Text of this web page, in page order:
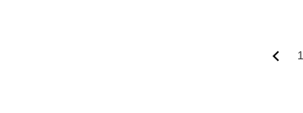
략하는 방식이다."그러면서 PC 출시
전혀 무관하다고도 선을 그었어요.뭐...
1